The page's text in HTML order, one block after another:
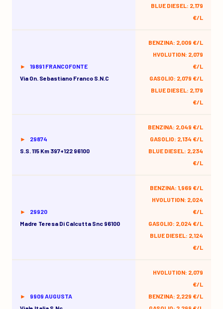
BLUE DIESEL: 2,179
€/L
19891 FRANCOFONTE
Via On. Sebastiano Franco S.n.c
BENZINA: 2,009 €/L
HVOLUTION: 2,079
€/L
GASOLIO: 2,079 €/L
BLUE DIESEL: 2,179
€/L
29874
S.s. 115 Km 397+122 96100
BENZINA: 2,049 €/L
GASOLIO: 2,134 €/L
BLUE DIESEL: 2,234
€/L
29920
Madre Teresa Di Calcutta Snc 96100
BENZINA: 1,969 €/L
HVOLUTION: 2,024
€/L
GASOLIO: 2,024 €/L
BLUE DIESEL: 2,124
€/L
9909 AUGUSTA
HVOLUTION: 2,079
€/L
BENZINA: 2,229 €/L